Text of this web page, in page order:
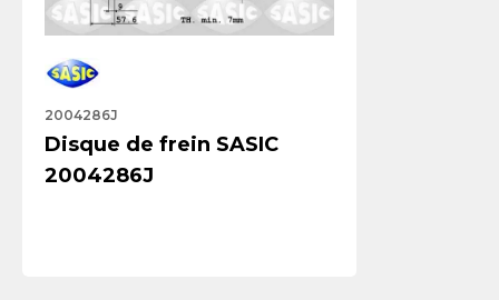
2004286J
Disque de frein SASIC
2004286J